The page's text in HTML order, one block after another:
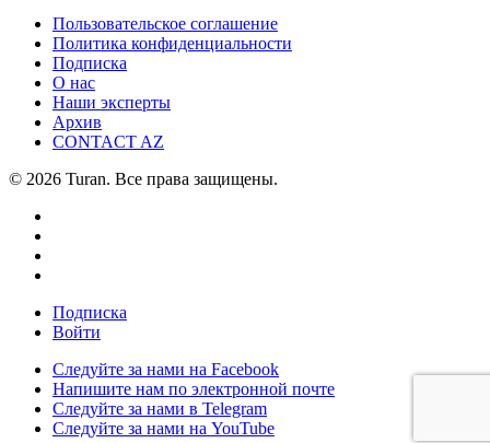
Пользовательское соглашение
Политика конфиденциальности
Подписка
О нас
Наши эксперты
Архив
CONTACT AZ
© 2026 Turan. Все права защищены.
Подписка
Войти
Следуйте за нами на Facebook
Напишите нам по электронной почте
Следуйте за нами в Telegram
Следуйте за нами на YouTube